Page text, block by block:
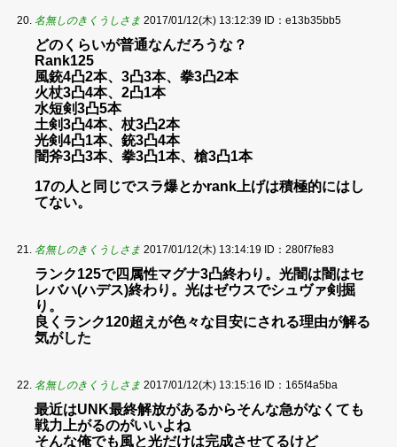
名無しのきくうしさま 2017/01/12(木) 13:12:39 ID：e13b35bb5
どのくらいが普通なんだろうな？
Rank125
風銃4凸2本、3凸3本、拳3凸2本
火杖3凸4本、2凸1本
水短剣3凸5本
土剣3凸4本、杖3凸2本
光剣4凸1本、銃3凸4本
闇斧3凸3本、拳3凸1本、槍3凸1本
17の人と同じでスラ爆とかrank上げは積極的にはし
てない。
名無しのきくうしさま 2017/01/12(木) 13:14:19 ID：280f7fe83
ランク125で四属性マグナ3凸終わり。光闇は闇はセ
レバハ(ハデス)終わり。光はゼウスでシュヴァ剣掘
り。
良くランク120超えが色々な目安にされる理由が解る
気がした
名無しのきくうしさま 2017/01/12(木) 13:15:16 ID：165f4a5ba
最近はUNK最終解放があるからそんな急がなくても
戦力上がるのがいいよね
そんな俺でも風と光だけは完成させてるけど